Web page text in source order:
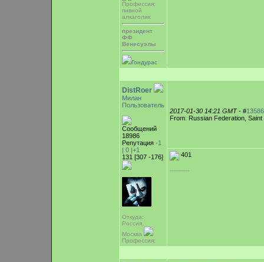
Профессия:
пивной
алкаголик
президент
ФФ
Венесуэлы
Гондурас
DistRoer
Милан
Пользователь
Сообщений
18986
Репутация -1
| 0 |+1
131 [307 -176]
Откуда:
Россия,
Москва
Профессия:
2017-01-30 14:21 GMT- #
From: Russian Federation,
401
-----------